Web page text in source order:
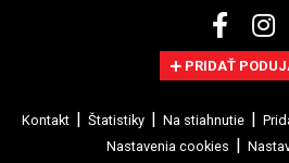
PRIDAŤ
Kontakt Štatistiky Na stiahnutie
Nastavenia cookies